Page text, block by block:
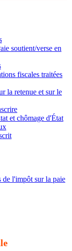
soutient/verse en
fiscales traitées
la retenue et sur le
et chômage d'État
de l'impôt sur la paie